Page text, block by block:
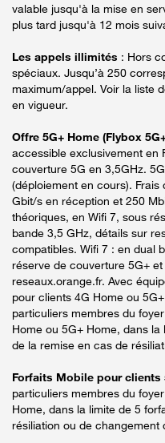
valable jusqu'à la mise en
plus tard jusqu'à 12 mois
Les appels illimités : Hors
spéciaux. Jusqu’à 250
maximum/appel. Voir la liste
en vigueur.
Offre 5G+ Home (Flybox
accessible exclusivement en
couverture 5G en 3,5GHz.
(déploiement en cours). Frais
Gbit/s en réception et 250
théoriques, en Wifi 7, sous
bande 3,5 GHz, détails sur
compatibles. Wifi 7 : en dual
réserve de couverture 5G+
reseaux.orange.fr. Avec
pour clients 4G Home ou
particuliers membres du
Home ou 5G+ Home, dans
de la remise en cas de
Forfaits Mobile pour clients
particuliers membres du
Home, dans la limite de 5
résiliation ou de changement